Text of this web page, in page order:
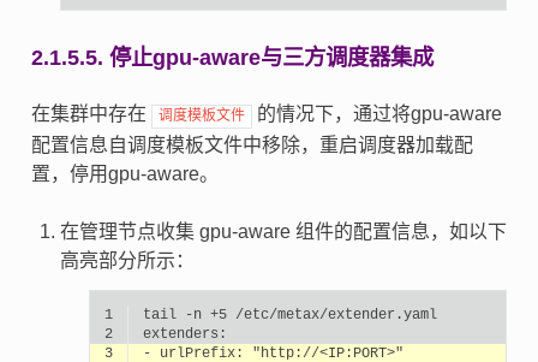
2.1.5.5. 停止gpu-aware与三方调度器集成
在集群中存在 调度模板文件
的情况下，通过将gpu-aware
配置信息自调度模板文件中移除，重启调度器加载配
置，停用gpu-aware。
在管理节点收集 gpu-aware 组件的配置信息，如以下
高亮部分所示：
1 tail -n +5
/etc/metax/extender.yaml
2
3
- urlPrefix:
"http://<IP:PORT>"